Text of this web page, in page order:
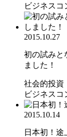
ビジネスコ
2015.10.27
初の試みと
ました！
社会的投資
ビジネスコ
2015.10.14
日本初！途